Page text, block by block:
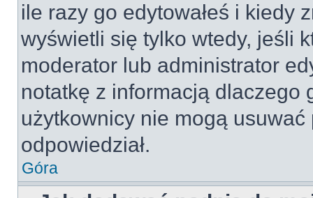
ile razy go edytowałeś i kiedy
wyświetli się tylko wtedy, jeśli
moderator lub administrator
notatkę z informacją dlaczego
użytkownicy nie mogą
odpowiedział.
Góra